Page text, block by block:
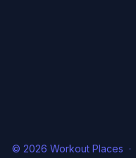
© 2026 Workout Places ·